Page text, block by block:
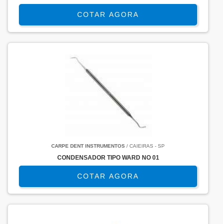
COTAR AGORA
CARPE DENT INSTRUMENTOS / CAIEIRAS - SP
CONDENSADOR TIPO WARD NO 01
COTAR AGORA